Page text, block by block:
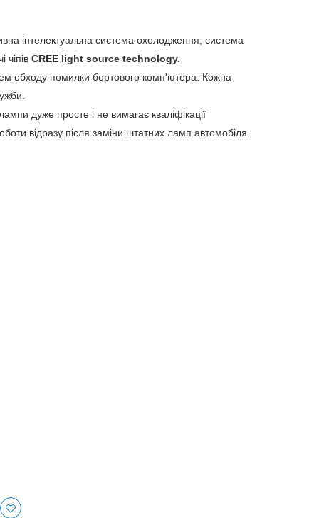
інтелектуальна система охолодження, система
чіпів CREE light source technology.
обходу помилки бортового комп'ютера. Кожна
дуже просте і не вимагає кваліфікації
відразу після заміни штатних ламп автомобіля.